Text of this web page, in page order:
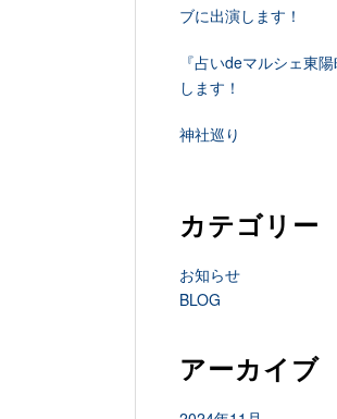
ブに出演します！
『占いdeマルシェ東
します！
神社巡り
カテゴリー
お知らせ
BLOG
アーカイブ